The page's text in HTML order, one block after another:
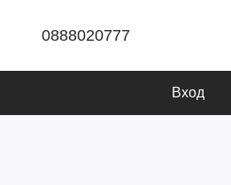
0888020777
Вход